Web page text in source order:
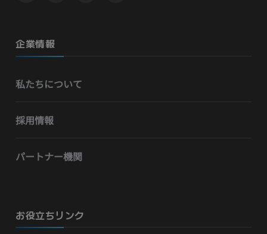
企業情報
私たちについて
採用情報
パートナー機関
お役立ちリンク